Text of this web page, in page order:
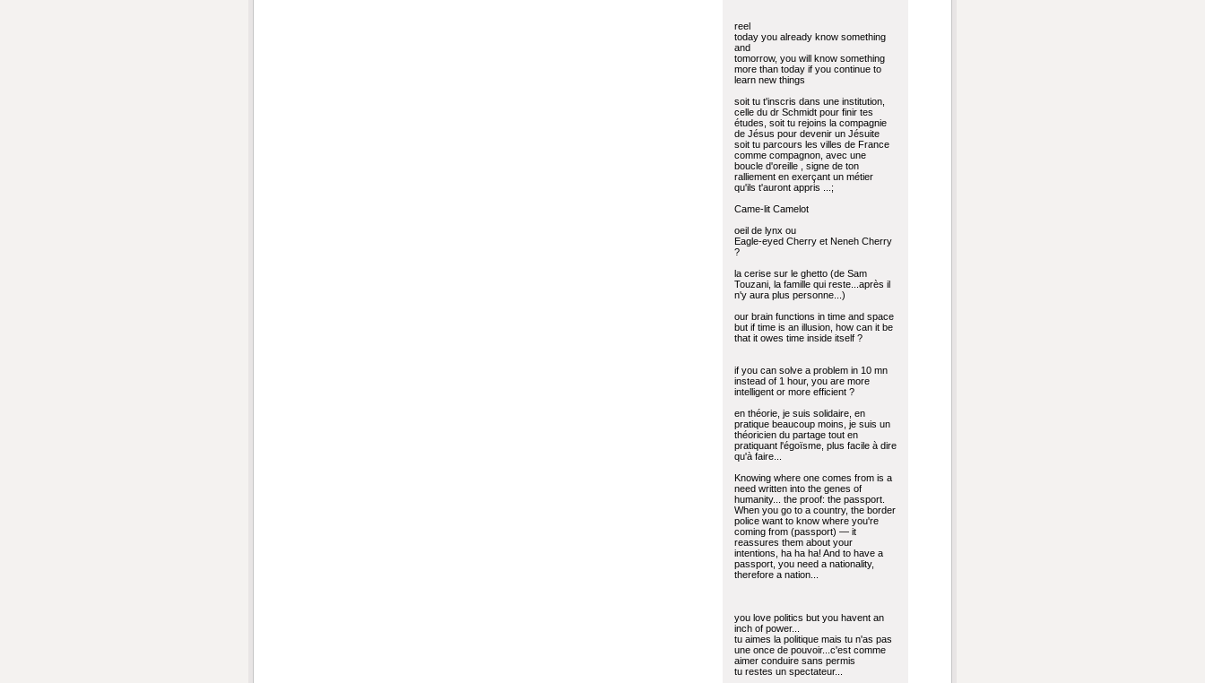
reel
today you already know something
and
tomorrow, you will know something
more than today if you continue to
learn new things
soit tu t'inscris dans une institution,
celle du dr Schmidt pour finir tes
études, soit tu rejoins la compagnie
de Jésus pour devenir un Jésuite
soit tu parcours les villes de France
comme compagnon, avec une
boucle d'oreille , signe de ton
ralliement en exerçant un métier
qu'ils t'auront appris ...;
Came-lit Camelot
oeil de lynx ou
Eagle-eyed Cherry et Neneh Cherry
?
la cerise sur le ghetto (de Sam
Touzani, la famille qui reste...après il
n'y aura plus personne...)
our brain functions in time and space
but if time is an illusion, how can it be
that it owes time inside itself ?
if you can solve a problem in 10 mn
instead of 1 hour, you are more
intelligent or more efficient ?
en théorie, je suis solidaire, en
pratique beaucoup moins, je suis un
théoricien du partage tout en
pratiquant l'égoïsme, plus facile à dire
qu'à faire...
Knowing where one comes from is a
need written into the genes of
humanity... the proof: the passport.
When you go to a country, the border
police want to know where you're
coming from (passport) — it
reassures them about your
intentions, ha ha ha! And to have a
passport, you need a nationality,
therefore a nation...
you love politics but you havent an
inch of power...
tu aimes la politique mais tu n'as pas
une once de pouvoir...c'est comme
aimer conduire sans permis
tu restes un spectateur...